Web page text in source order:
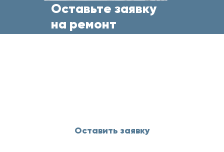
Оставьте заявку
на ремонт
Оставить заявку